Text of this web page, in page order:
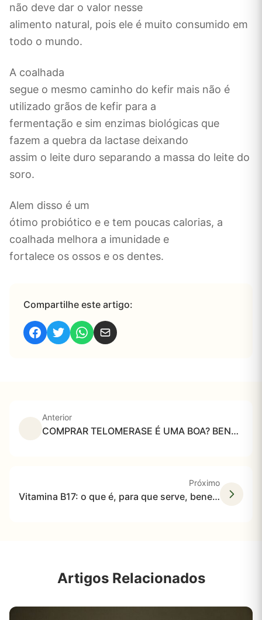
não deve dar o valor nesse
alimento natural, pois ele é muito consumido em
todo o mundo.
A coalhada
segue o mesmo caminho do kefir mais não é
utilizado grãos de kefir para a
fermentação e sim enzimas biológicas que
fazem a quebra da lactase deixando
assim o leite duro separando a massa do leite do
soro.
Alem disso é um
ótimo probiótico e e tem poucas calorias, a
coalhada melhora a imunidade e
fortalece os ossos e os dentes.
Compartilhe este artigo:
Anterior
COMPRAR TELOMERASE É UMA BOA? BENEFÍCIOS E DICAS DE ONDE COMPRAR
Próximo
Vitamina B17: o que é, para que serve, benefícios e cuidados no consumo
Artigos Relacionados